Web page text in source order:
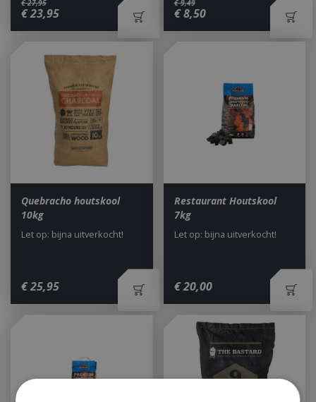
€ 27,95
€23,95
€ 9,49
€ 8,50
Quebracho houtskool
10kg
€25,95
Let op: bijna uitverkocht!
Restaurant Houtskool
7kg
€20,00
Let op: bijna uitverkocht!